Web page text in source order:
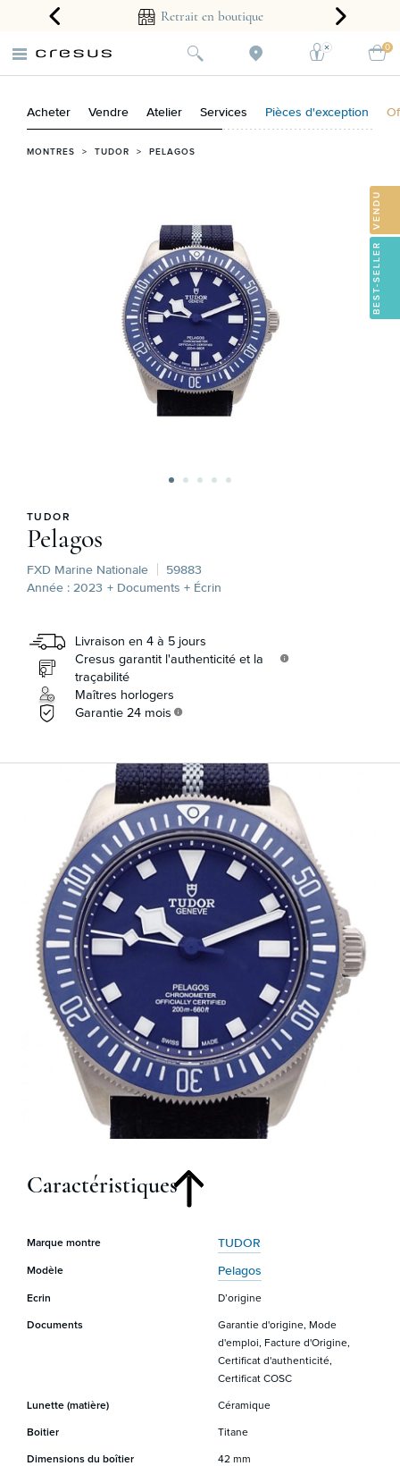
2 ans Retrait en boutique
0
Acheter Vendre Atelier Services Pièces d'exception
MONTRES > TUDOR > PELAGOS
VENDU
BEST-SELLER
TUDOR
Pelagos
FXD Marine Nationale
59883
Année : 2023 + Documents + Écrin
Livraison en 4 à 5 jours
Cresus garantit l'authenticité et la
traçabilité
info
Maîtres horlogers
Garantie 24 mois info
Caractéristiques
Marque montre TUDOR
Modèle Pelagos
Ecrin D’origine
Documents
Garantie d'origine, Mode
d'emploi, Facture d'Origine,
Certificat d'authenticité,
Certificat COSC
Lunette (matière) Céramique
Boitier Titane
Dimensions du boîtier 42 mm